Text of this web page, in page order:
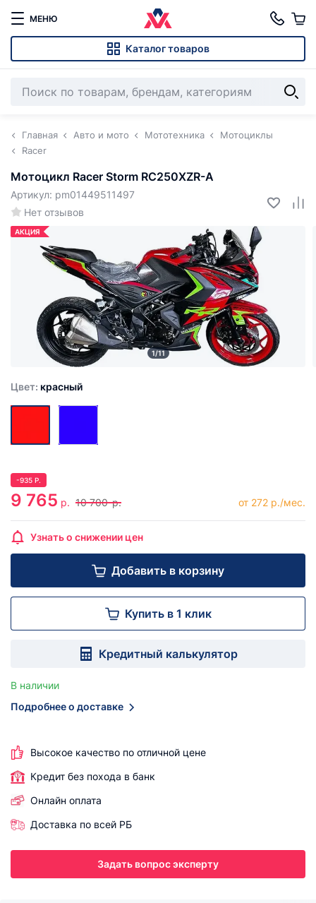
МЕНЮ
Каталог товаров
Главная Авто и мото Мототехника
Мотоциклы
Racer
Мотоцикл Racer Storm RC250XZR-A
Нет отзывов
Артикул: pm01449511497
АКЦИЯ
1/11
Цвет: красный
-935 Р.
9 765 р. 10 700 р. от 272 р./мес.
Узнать о снижении цен
Добавить в корзину
Купить в 1 клик
Кредитный калькулятор
В наличии
Подробнее о доставке
Высокое качество по отличной цене
Кредит без похода в банк
Онлайн оплата
Доставка по всей РБ
Задать вопрос эксперту